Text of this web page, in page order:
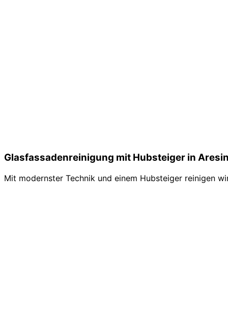
Glasfassadenreinigung mit Hubsteiger in
Mit modernster Technik und einem Hubsteiger reinigen